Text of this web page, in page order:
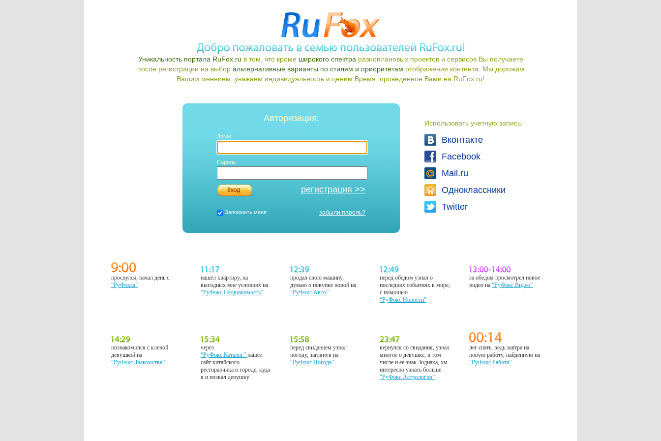
Уникальность портала RuFox.ru в том, что кроме широкого спектра разноплановых проектов и сервисов Вы получаете
после регистрации на выбор альтернативные варианты по стилям и приоритетам отображения контента. Мы дорожим
Вашим мнением, уважаем индивидуальность и ценим Время, проведённое Вами на RuFox.ru!
Использовать учетную запись:
Вконтакте
Facebook
Mail.ru
Одноклассники
Twitter
Авторизация:
Логин:
Пароль:
регистрация >>
Запомнить меня забыли пароль?
проснулся, начал день с
“РуФокса”
нашел квартиру, на
выгодных мне условиях на
“РуФокс Недвижимость”
продал свою машину,
думаю о покупке новой на
“РуФокс Авто”
перед обедом узнал о
последних событиях в мире,
с помошью
“РуФокс Новости”
за обедом просмотрел новое
видео на“РуФокс Видео”
познакомился с клевой
девушкой на
“РуФокс Знакомства”
через
“РуФокс Каталог”нашел
сайт китайского
ресторанчика в городе, куда
я и позвал девушку
перед свиданием узнал
погоду, заглянув на
“РуФокс Погода”
вернулся со свидания, узнал
многое о девушке, в том
числе и ее знак Зодиака, хм..
интересно узнать больше
“РуФокс Астрология”
лег спать, ведь завтра на
новую работу, найденную на
“РуФокс Работа”